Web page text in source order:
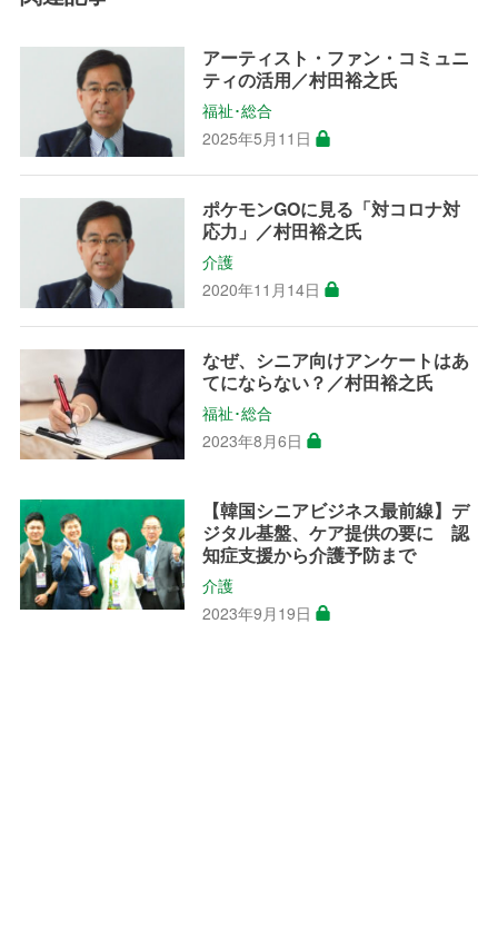
アーティスト・ファン・コミュニ
ティの活用／村田裕之氏
福祉･総合
2025年5月11日
ポケモンGOに見る「対コロナ対
応力」／村田裕之氏
介護
2020年11月14日
なぜ、シニア向けアンケートはあ
てにならない？／村田裕之氏
福祉･総合
2023年8月6日
【韓国シニアビジネス最前線】デ
ジタル基盤、ケア提供の要に 認
知症支援から介護予防まで
介護
2023年9月19日